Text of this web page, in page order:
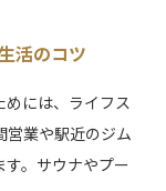
活のコツ
には、ライフス
営業や駅近のジム
。サウナやプー